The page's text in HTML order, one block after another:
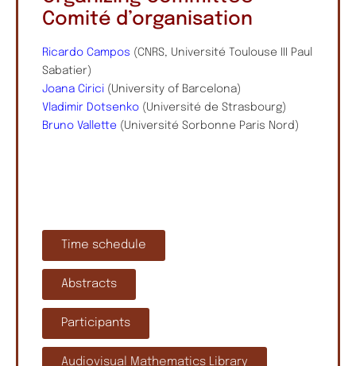
Comité d’organisation
Ricardo Campos (CNRS, Université Toulouse III Paul
Sabatier)
Joana Cirici (University of Barcelona)
Vladimir Dotsenko (Université de Strasbourg)
Bruno Vallette (Université Sorbonne Paris Nord)
Time schedule
Abstracts
Participants
Audiovisual Mathematics Library